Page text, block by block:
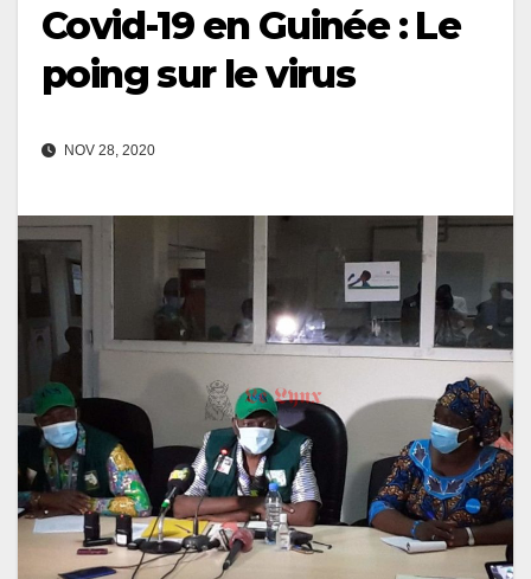
Covid-19 en Guinée : Le
poing sur le virus
NOV 28, 2020